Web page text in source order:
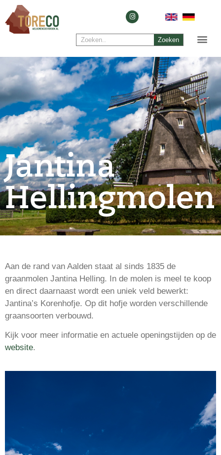
Zoeken
Jantina
Hellingmolen
Aan de rand van Aalden staat al sinds 1835 de
graanmolen Jantina Helling. In de molen is meel te koop
en direct daarnaast wordt een uniek veld bewerkt:
Jantina’s Korenhofje. Op dit hofje worden verschillende
graansoorten verbouwd.
Kijk voor meer informatie en actuele openingstijden op de
website.